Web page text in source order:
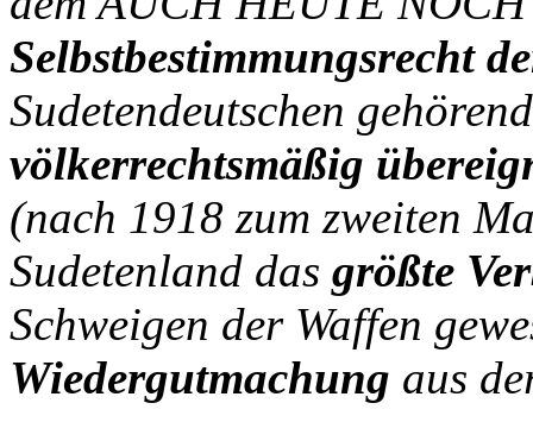
Selbstbestimmungsrecht
Sudetendeutschen
völkerrechtsmäßig
(nach 1918 zum zweiten
Sudetenland das größte
Schweigen der Waffen
Wiedergutmachung aus